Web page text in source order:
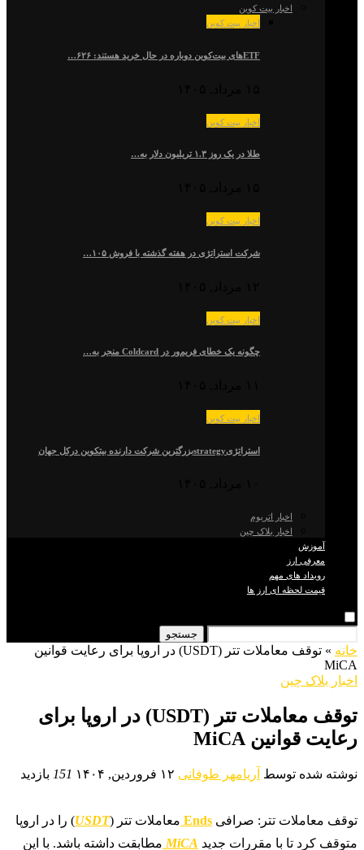
اخبار بیت کوین
اخبار بیت کوین
ETFهای بیت‌کوین دوباره در حال خرید هستند: ۶۲۶…
اخبار بیت کوین
طلا در یک روز ۱.۳ تریلیون دلار به…
اخبار بیت کوین
شرکت استراتژی در هفته گذشته با فروش ۱۰۵…
اخبار بیت کوین
چگونه یک خطای فریم‌ور در Coldcard منجر به…
اخبار بیت کوین
استراتژیstrategyبزرگترین شرکت دارنده بیتکوین درکل جهان
اخبار اتریوم
اخبار بلاک چین
آموزش
معرفی ارز
رویداد های مهم
قیمت لحظه ای ارز ها
جستجو
خانه »
توقف معاملات تتر (USDT) در اروپا برای رعایت قوانین
MiCA
اخبار بلاک چین
توقف معاملات تتر (USDT) در اروپا برای
رعایت قوانین MiCA
نوشته شده توسط آریامهر طوفانی ۱۲ فروردین, ۱۴۰۴ 151 بازدید
توقف معاملات تتر: صرافی Ends معاملات تتر (USDT) را در اروپا
متوقف کرد تا با مقررات جدید MiCA مطابقت داشته باشد. با این